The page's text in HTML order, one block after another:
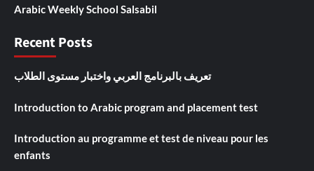
Arabic Weekly School Salsabil
Recent Posts
تعريف بالبرنامج العربي واختبار مستوى الطلاب
Introduction to Arabic program and placement test
Introduction au programme et test de niveau pour les
enfants